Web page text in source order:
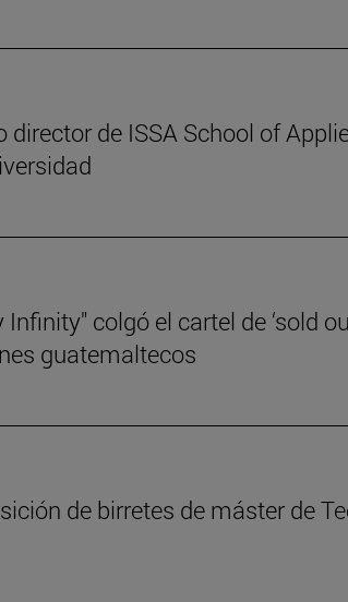
director de ISSA School of
colgó el cartel de ‘sold
guatemaltecos
de birretes de máster de